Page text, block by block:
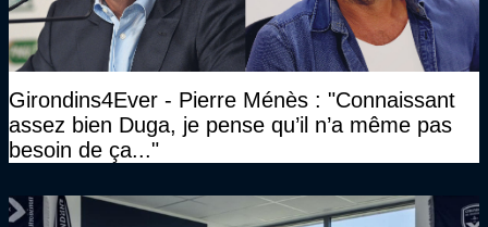
Girondins4Ever - Pierre Ménès : "Connaissant
assez bien Duga, je pense qu’il n’a même pas
besoin de ça..."